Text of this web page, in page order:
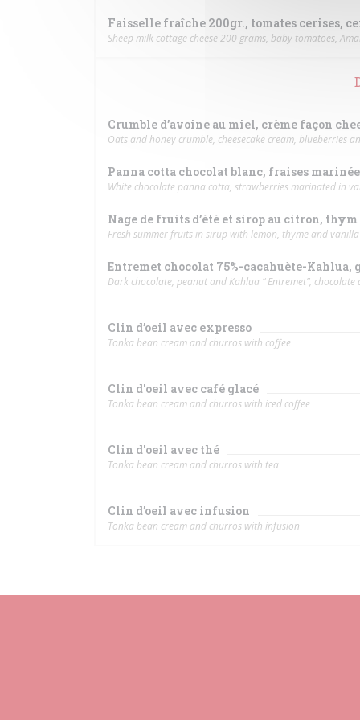
Faisselle fraîche 200gr., tomates cerises,
Sheep milk cottage cheese 200 grams, baby tomatoes,
Crumble d’avoine au miel, crème façon
Oats and honey crumble, cheesecake cream, blueberries
Panna cotta chocolat blanc, fraises
White chocolate panna cotta, strawberries marinated in
Nage de fruits d’été et sirop au citron,
Fresh summer fruits in sirup with lemon, thyme and
Entremet chocolat 75%-cacahuète-Kahlua,
Dark chocolate, peanut and Kahlua “ Entremet”,
Clin d’oeil avec expresso
Tonka bean cream and churros with coffee
Clin d'oeil avec café glacé
Tonka bean cream and churros with iced coffee
Clin d'oeil avec thé
Tonka bean cream and churros with tea
Clin d’oeil avec infusion
Tonka bean cream and churros with infusion